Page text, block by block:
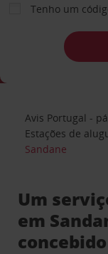
Tenho um
Avis Portugal -
Estações de
Sandane
Um
em